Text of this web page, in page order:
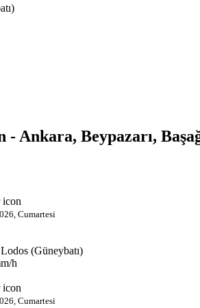
- Ankara, Beypazarı,
Cumartesi
(Güneybatı)
h
Cumartesi